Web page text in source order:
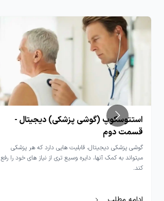
استتوسکوپ (گوشی پزشکی) دیجیتال -
قسمت دوم
گوشی پزشکی دیجیتال، قابلیت هایی دارد که هر پزشکی
میتواند به کمک آنها، دایره وسیع تری از نیاز های خود را رفع
کند.